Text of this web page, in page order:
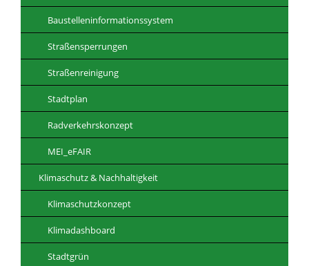
Baustelleninformationssystem
Straßensperrungen
Straßenreinigung
Stadtplan
Radverkehrskonzept
MEI_eFAIR
Klimaschutz & Nachhaltigkeit
Klimaschutzkonzept
Klimadashboard
Stadtgrün